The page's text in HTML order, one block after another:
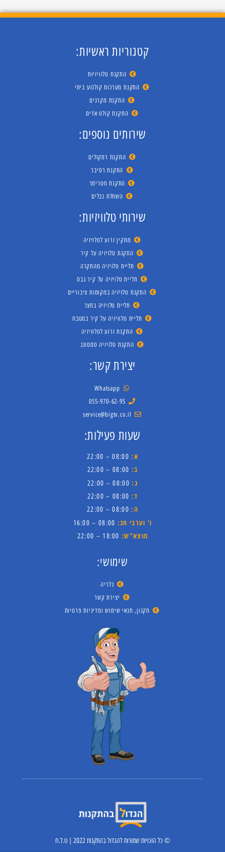
קטגוריות ראשיות:
התקנת טלוויזיות
התקנת מערכות קולנוע ביתי
התקנת מקרנים
התקנת קולט אדים
שירותים נוספים:
התקנת רמקולים
התקנת רסיבר
התקנת סטרימר
השחלת כבלים
שירותי טלוויזיות:
מתקין זרוע לטלויזיה
התקנת טלויזיה על קיר
תליית טלויזיה מהתקרה
תליית טלויזיה על קיר גבס
התקנת טלויזיה במקומות ציבוריים
תליית טלויזיה בחצר
תליית טלוויזיה על קיר במטבח
התקנת זרוע לטלוויזיה
התקנת טלויזיה סמסונג
יצירת קשר:
Whatsapp
055-970-62-95
service@bigtv.co.il
שעות פעילות:
א:08:00 – 22:00
ב:
ג:08:00 – 22:00
ד:
ה:08:00 – 22:00
ו' וערבי חג:
מוצא"ש:18:00 – 22:00
שימושי:
גלריה
יצירת קשר
תקנון, תנאי שימוש ומדיניות פרטיות
© כל הזכויות שמורות להגדול בהתקנות 2022 | ט.ל.ח